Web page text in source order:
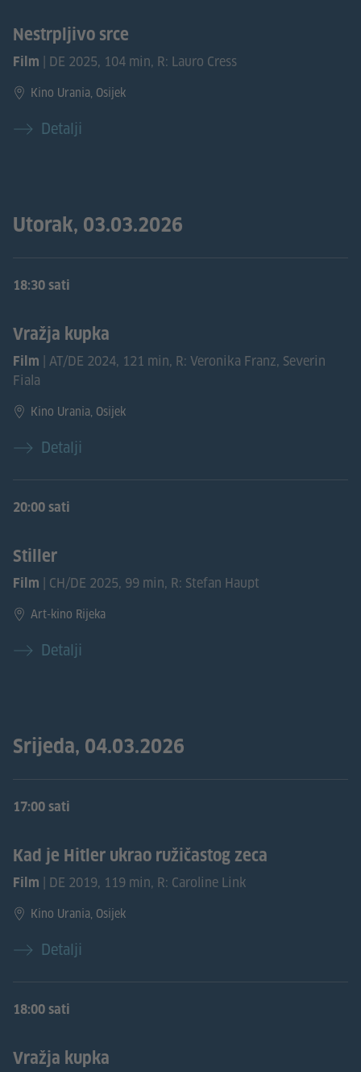
Nestrpljivo srce
Film | DE 2025, 104 min, R: Lauro Cress
Kino Urania, Osijek
Detalji
Utorak, 03.03.2026
18:30 sati
Vražja kupka
Film
| AT/DE 2024, 121 min, R: Veronika Franz, Severin
Fiala
Kino Urania, Osijek
Detalji
20:00 sati
Stiller
Film | CH/DE 2025, 99 min, R: Stefan Haupt
Art-kino Rijeka
Detalji
Srijeda, 04.03.2026
17:00 sati
Kad je Hitler ukrao ružičastog zeca
Film | DE 2019, 119 min, R: Caroline Link
Kino Urania, Osijek
Detalji
18:00 sati
Vražja kupka